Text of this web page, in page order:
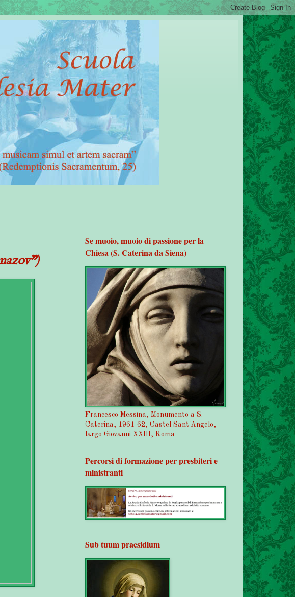
Se muoio, muoio di passione per la
Chiesa (S. Caterina da Siena)
Francesco Messina, Monumento a S.
Caterina, 1961-62, Castel Sant'Angelo,
largo Giovanni XXIII, Roma
Percorsi di formazione per presbiteri e
ministranti
Sub tuum praesidium